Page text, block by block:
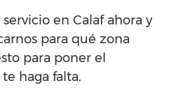
en Calaf ahora y
para qué zona
para poner el
haga falta.